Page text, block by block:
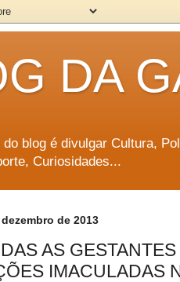
DA
blog é divulgar Cultura,
Curiosidades...
de 2013
AS
IMACULADAS